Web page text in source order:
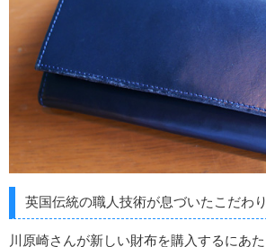
英国伝統の職人技術が息づいたこだわ
川原崎さんが新しい財布を購入するにあ